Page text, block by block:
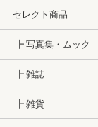
セレクト商品
┣ 写真集・ムック
┣ 雑誌
┣ 雑貨